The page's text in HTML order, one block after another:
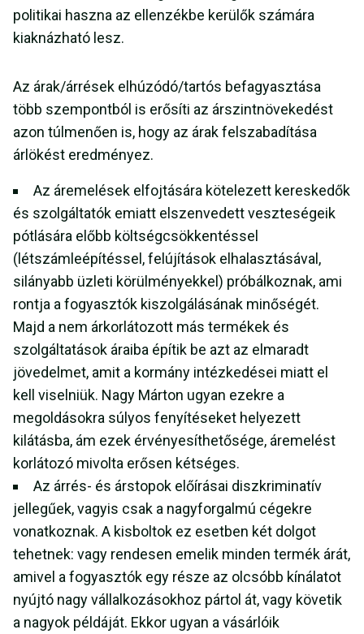
politikai haszna az ellenzékbe kerülők számára
kiaknázható lesz.
Az árak/árrések elhúzódó/tartós befagyasztása
több szempontból is erősíti az árszintnövekedést
azon túlmenően is, hogy az árak felszabadítása
árlökést eredményez.
Az áremelések elfojtására kötelezett kereskedők
és szolgáltatók emiatt elszenvedett veszteségeik
pótlására előbb költségcsökkentéssel
(létszámleépítéssel, felújítások elhalasztásával,
silányabb üzleti körülményekkel) próbálkoznak, ami
rontja a fogyasztók kiszolgálásának minőségét.
Majd a nem árkorlátozott más termékek és
szolgáltatások áraiba építik be azt az elmaradt
jövedelmet, amit a kormány intézkedései miatt el
kell viselniük. Nagy Márton ugyan ezekre a
megoldásokra súlyos fenyítéseket helyezett
kilátásba, ám ezek érvényesíthetősége, áremelést
korlátozó mivolta erősen kétséges.
Az árrés- és árstopok előírásai diszkriminatív
jellegűek, vagyis csak a nagyforgalmú cégekre
vonatkoznak. A kisboltok ez esetben két dolgot
tehetnek: vagy rendesen emelik minden termék árát,
amivel a fogyasztók egy része az olcsóbb kínálatot
nyújtó nagy vállalkozásokhoz pártol át, vagy követik
a nagyok példáját. Ekkor ugyan a vásárlóik